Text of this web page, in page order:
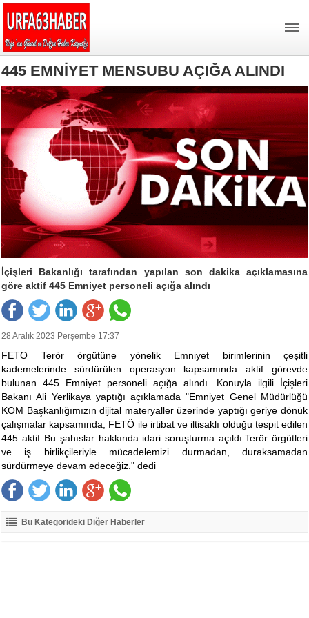
445 EMNİYET MENSUBU AÇIĞA ALINDI
İçişleri Bakanlığı tarafından yapılan son dakika açıklamasına
göre aktif 445 Emniyet personeli açığa alındı
28 Aralık 2023 Perşembe 17:37
FETO Terör örgütüne yönelik Emniyet birimlerinin çeşitli
kademelerinde sürdürülen operasyon kapsamında aktif görevde
bulunan 445 Emniyet personeli açığa alındı. Konuyla ilgili İçişleri
Bakanı Ali Yerlikaya yaptığı açıklamada "Emniyet Genel Müdürlüğü
KOM Başkanlığımızın dijital materyaller üzerinde yaptığı geriye dönük
çalışmalar kapsamında; FETÖ ile irtibat ve iltisaklı olduğu tespit edilen
445 aktif Bu şahıslar hakkında idari soruşturma açıldı.Terör örgütleri
ve iş birlikçileriyle mücadelemizi durmadan, duraksamadan
sürdürmeye devam edeceğiz." dedi
Bu Kategorideki Diğer Haberler